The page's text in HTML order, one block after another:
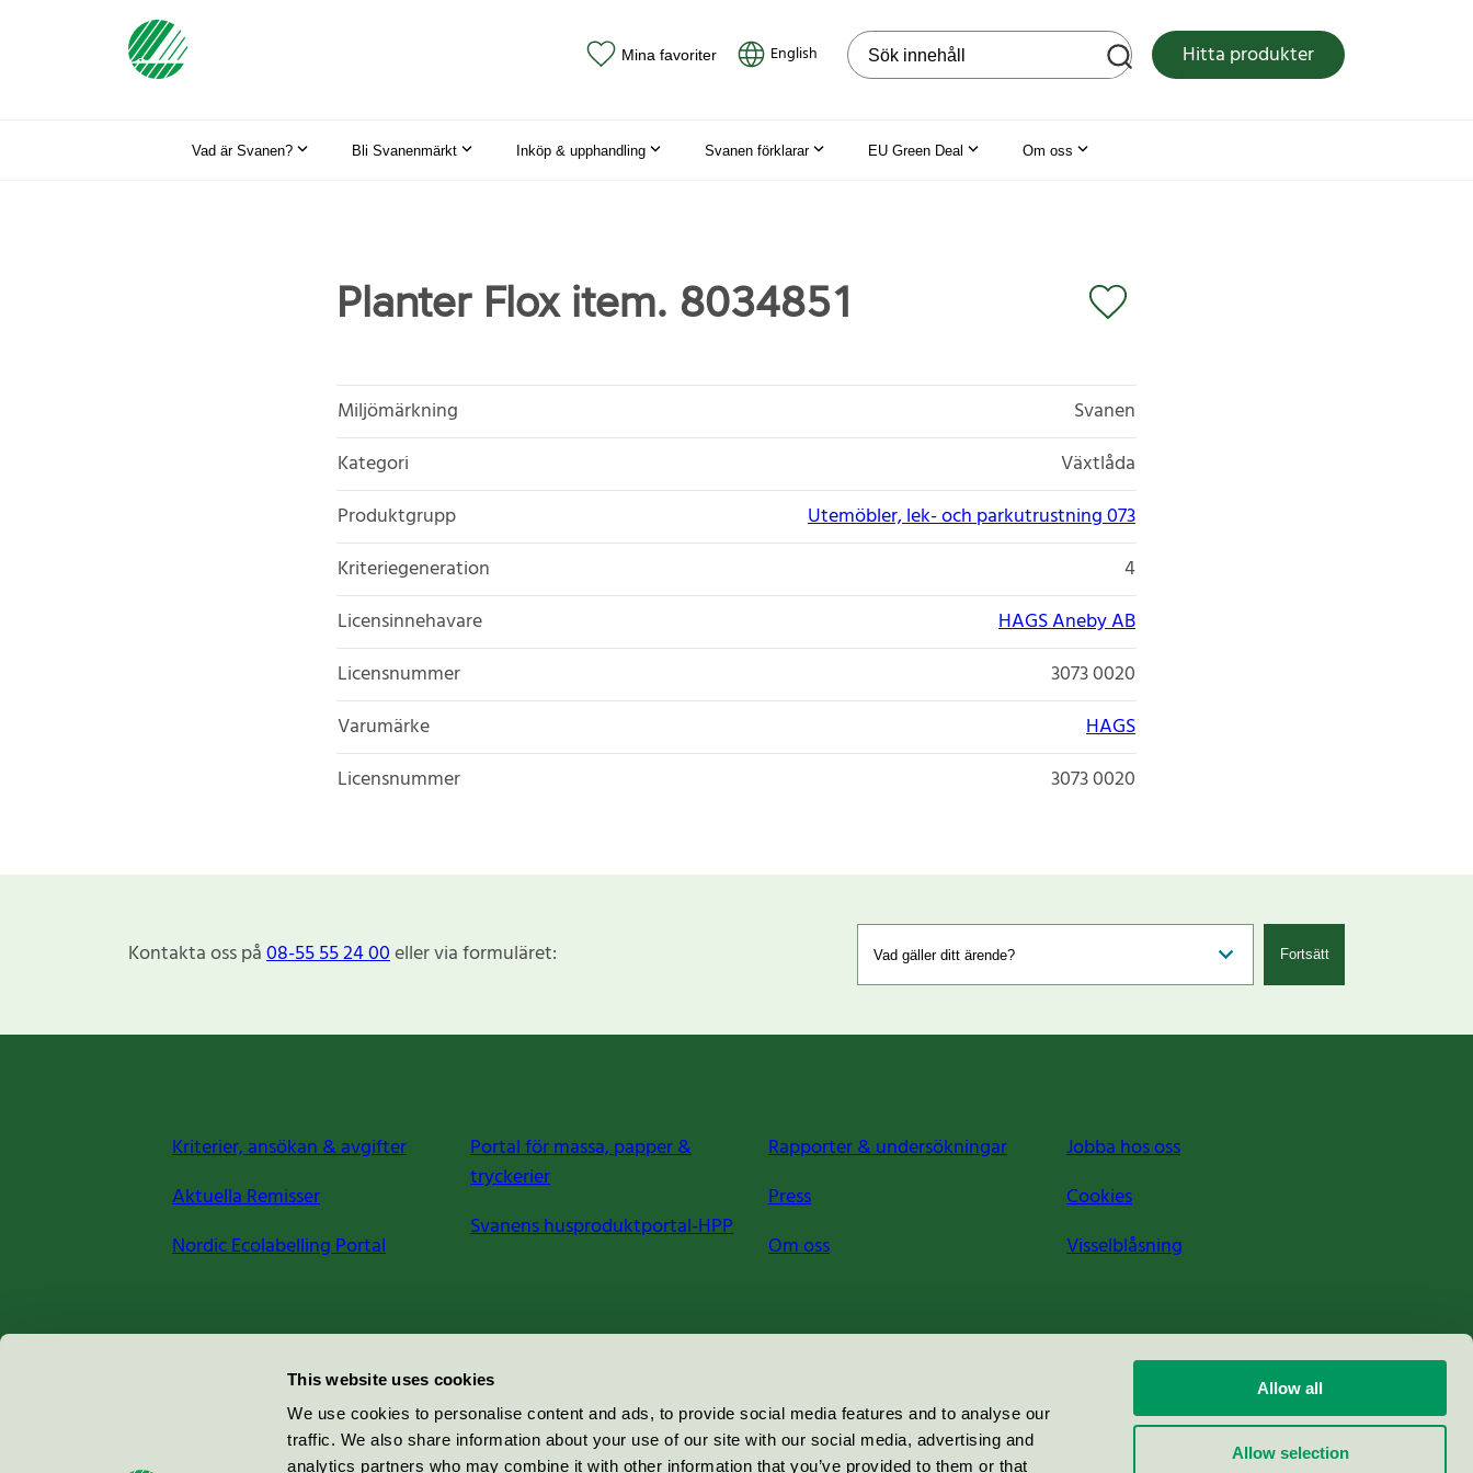
This website uses cookies
We use cookies to personalise content and ads, to provide social media features and to analyse our
traffic. We also share information about your use of our site with our social media, advertising and
analytics partners who may combine it with other information that you’ve provided to them or that
Allow all
Allow selection
Mina favoriter English Sök på webbplatsen Hitta produkter
Vad är Svanen? Bli Svanenmärkt Inköp & upphandling Svanen förklarar EU Green Deal Om oss
Planter Flox item. 8034851
Miljömärkning
Svanen
Kategori
Växtlåda
Produktgrupp
Utemöbler, lek- och parkutrustning 073
Kriteriegeneration
4
Licensinnehavare
HAGS Aneby AB
Licensnummer
3073 0020
Varumärke
HAGS
Licensnummer
3073 0020
Kontakta oss på08-55 55 24 00eller via formuläret: Fortsätt
Kriterier, ansökan & avgifter
Aktuella Remisser
Nordic Ecolabelling Portal
Portal för massa, papper &
tryckerier
Svanens husproduktportal-HPP
Rapporter & undersökningar
Press
Om oss
Jobba hos oss
Cookies
Visselblåsning
Miljömärkning Sverige AB
100 64